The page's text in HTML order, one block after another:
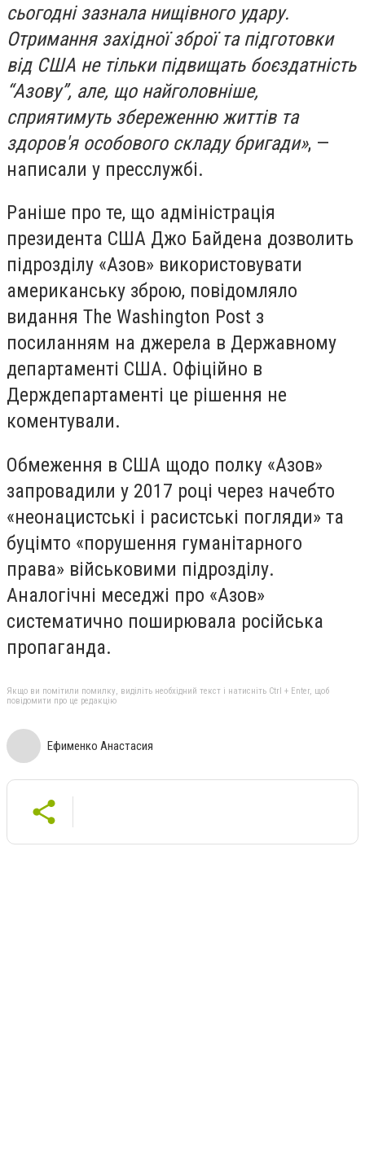
сьогодні зазнала нищівного удару.
Отримання західної зброї та підготовки
від США не тільки підвищать боєздатність
“Азову”, але, що найголовніше,
сприятимуть збереженню життів та
здоров'я особового складу бригади», —
написали у пресслужбі.
Раніше про те, що адміністрація
президента США Джо Байдена дозволить
підрозділу «Азов» використовувати
американську зброю, повідомляло
видання The Washington Post з
посиланням на джерела в Державному
департаменті США. Офіційно в
Держдепартаменті це рішення не
коментували.
Обмеження в США щодо полку «Азов»
запровадили у 2017 році через начебто
«неонацистські і расистські погляди» та
буцімто «порушення гуманітарного
права» військовими підрозділу.
Аналогічні меседжі про «Азов»
систематично поширювала російська
пропаганда.
Якщо ви помітили помилку, виділіть необхідний текст і натисніть Ctrl + Enter, щоб
повідомити про це редакцію
Ефименко Анастасия